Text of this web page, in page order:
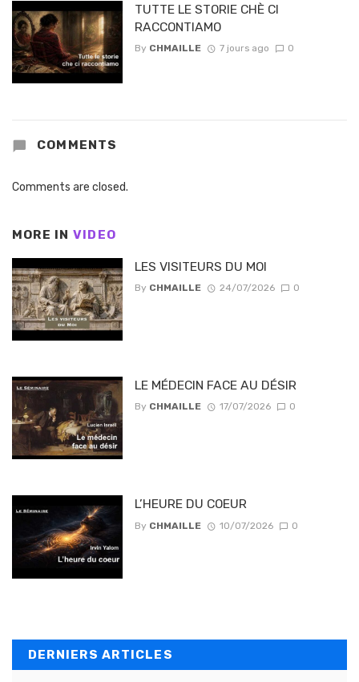
TUTTE LE STORIE CHÈ CI
RACCONTIAMO
By CHMAILLE 7 jours ago 0
COMMENTS
Comments are closed.
MORE IN VIDEO
LES VISITEURS DU MOI
By CHMAILLE 24/07/2026 0
LE MÉDECIN FACE AU DÉSIR
By CHMAILLE 17/07/2026 0
L’HEURE DU COEUR
By CHMAILLE 10/07/2026 0
DERNIERS ARTICLES